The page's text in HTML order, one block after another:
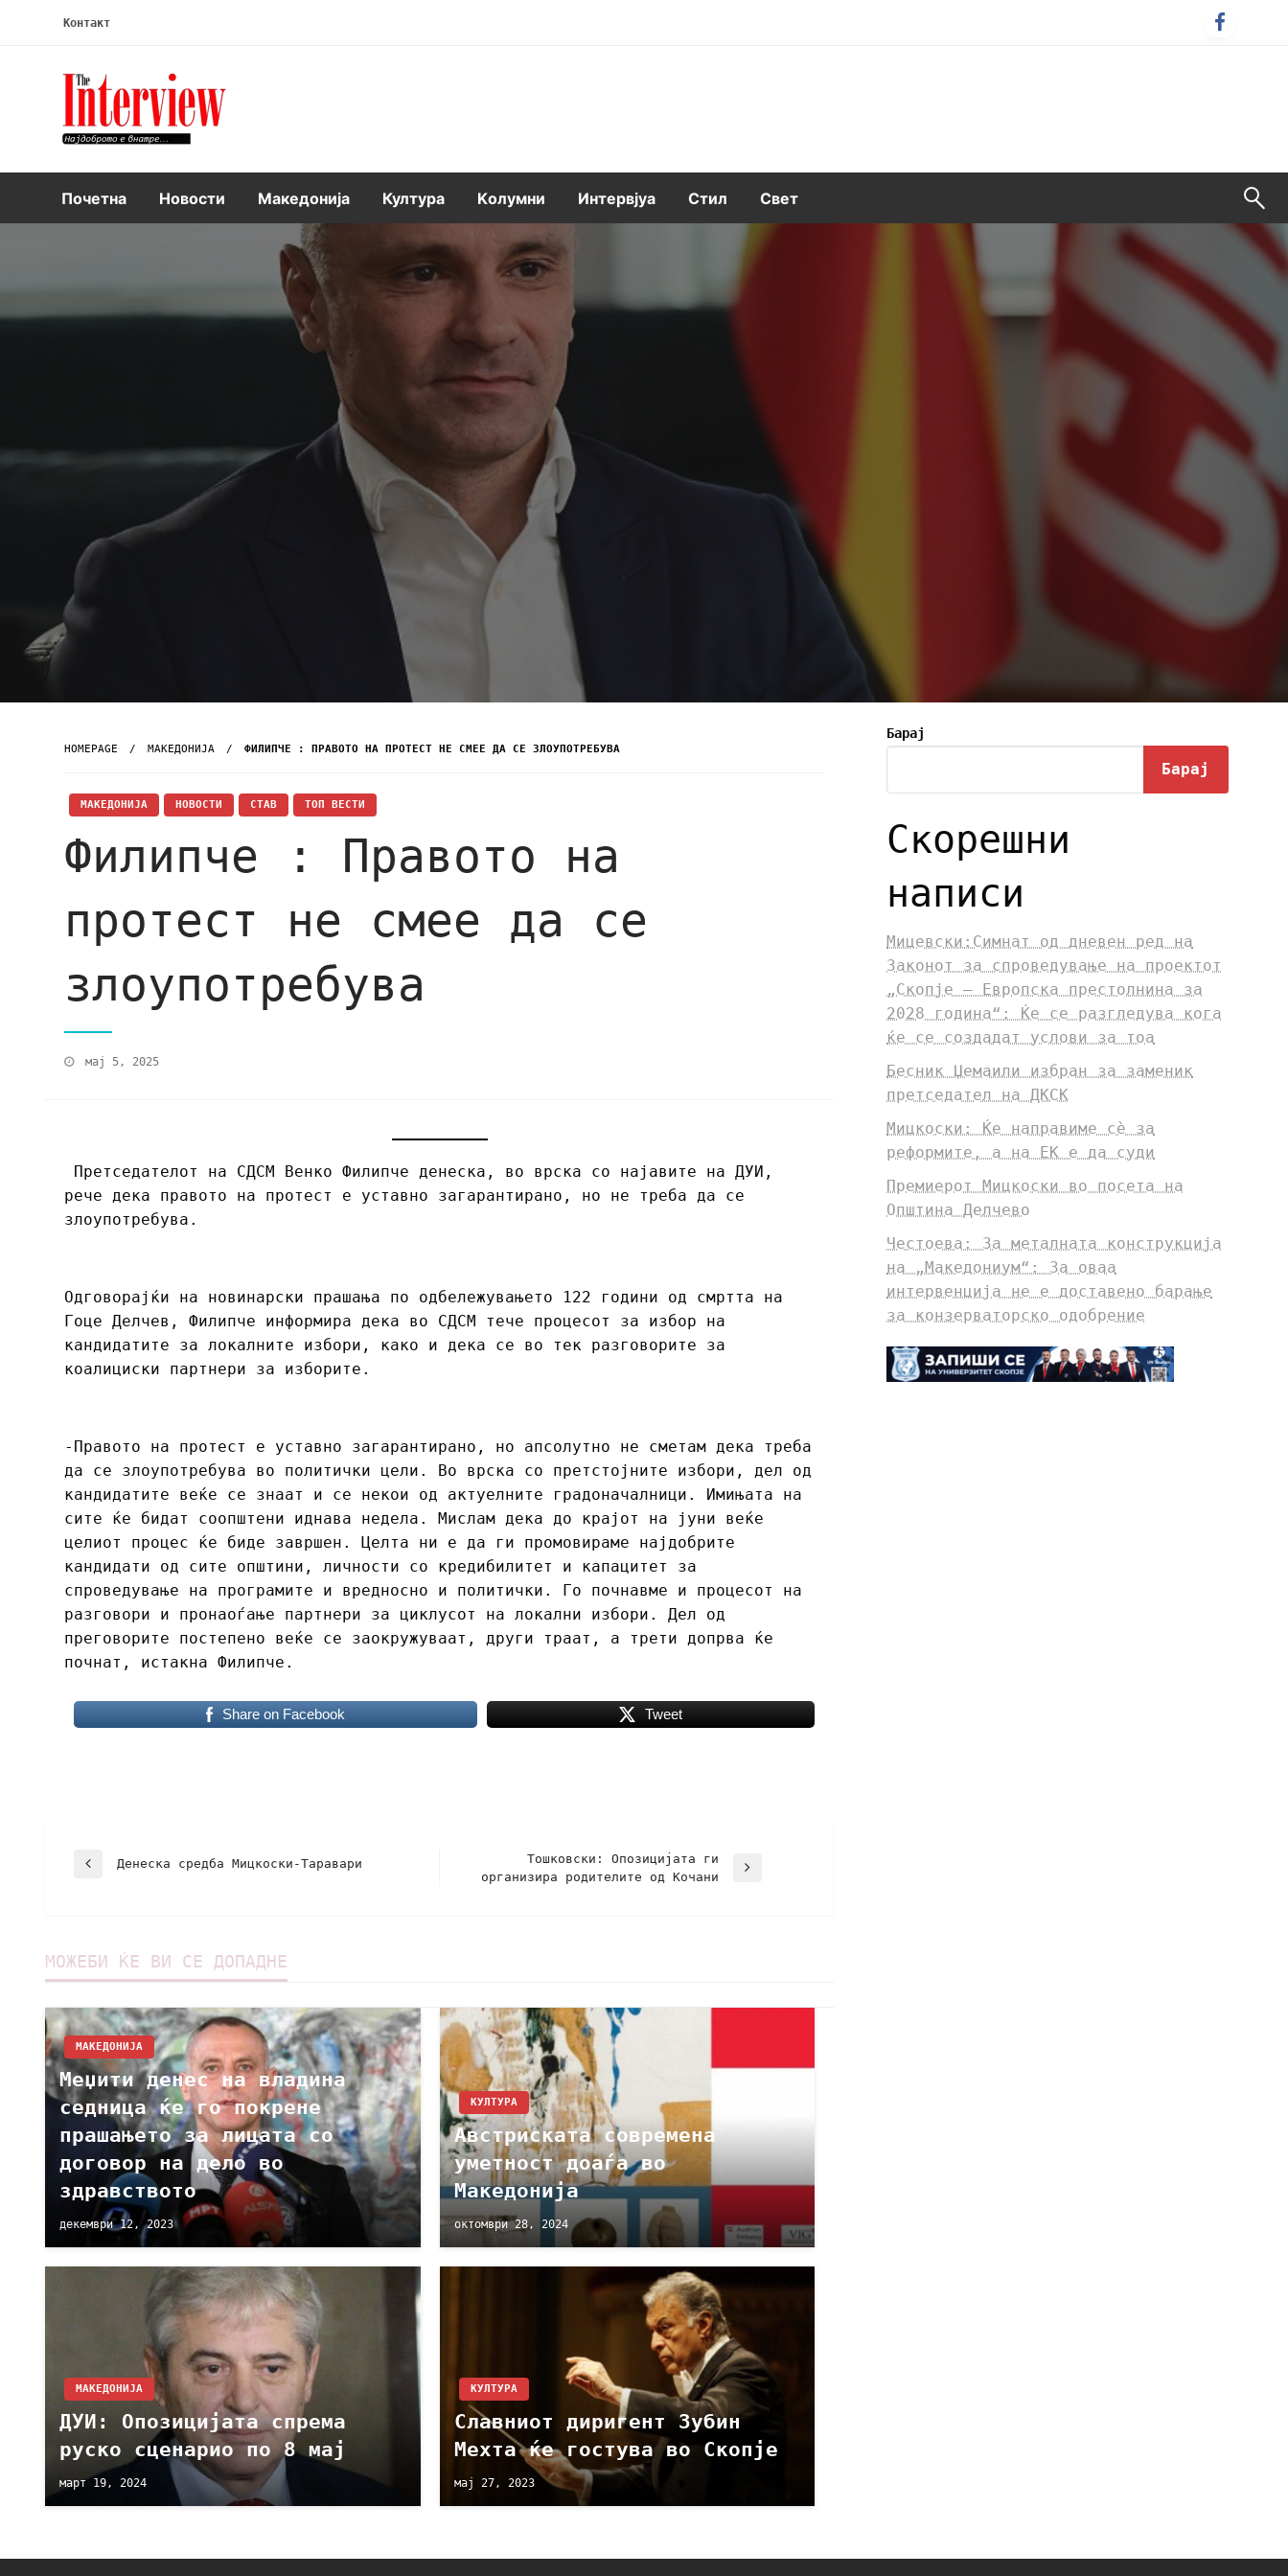
Контакт
Интервју
Почетна Новости Македонија Култура Kолумни Интервјуа Стил Свет
HOMEPAGE МАКЕДОНИЈА ФИЛИПЧЕ : ПРАВОТО НА ПРОТЕСТ НЕ СМЕЕ ДА СЕ ЗЛОУПОТРЕБУВА
МАКЕДОНИЈА НОВОСТИ СТАВ ТОП ВЕСТИ
Филипче : Правото на
протест не смее да се
злоупотребува
мај 5, 2025
Претседателот на СДСМ Венко Филипче денеска, во врска со најавите на ДУИ,
рече дека правото на протест е уставно загарантирано, но не треба да се
злоупотребува.
Одговорајќи на новинарски прашања по одбележувањето 122 години од смртта на
Гоце Делчев, Филипче информира дека во СДСМ тече процесот за избор на
кандидатите за локалните избори, како и дека се во тек разговорите за
коалициски партнери за изборите.
-Правото на протест е уставно загарантирано, но апсолутно не сметам дека треба
да се злоупотребува во политички цели. Во врска со претстојните избори, дел од
кандидатите веќе се знаат и се некои од актуелните градоначалници. Имињата на
сите ќе бидат соопштени иднава недела. Мислам дека до крајот на јуни веќе
целиот процес ќе биде завршен. Целта ни е да ги промовираме најдобрите
кандидати од сите општини, личности со кредибилитет и капацитет за
спроведување на програмите и вредносно и политички. Го почнавме и процесот на
разговори и пронаоѓање партнери за циклусот на локални избори. Дел од
преговорите постепено веќе се заокружуваат, други траат, а трети допрва ќе
почнат, истакна Филипче.
Share on Facebook Tweet
Денеска средба Мицкоски-Таравари
Тошковски: Oпозицијата ги
организира родителите од Кочани
МОЖЕБИ ЌЕ ВИ СЕ ДОПАДНЕ
МАКЕДОНИЈА
Меџити денес на владина
седница ќе го покрене
прашањето за лицата со
договор на дело во
здравството
декември 12, 2023
КУЛТУРА
Австриската современа
уметност доаѓа во
Македонија
октомври 28, 2024
МАКЕДОНИЈА
ДУИ: Опозицијата спрема
руско сценарио по 8 мај
март 19, 2024
КУЛТУРА
Славниот диригент Зубин
Мехта ќе гостува во Скопје
мај 27, 2023
Барај
Барај
Скорешни
написи
Мицевски:Симнат од дневен ред на
Законот за спроведување на проектот
„Скопје – Европска престолнина за
2028 година“: Ќе се разгледува кога
ќе се создадат услови за тоа
Бесник Џемаили избран за заменик
претседател на ДКСК
Мицкоски: Ќе направиме сè за
реформите, а на ЕК е да суди
Премиерот Мицкоски во посета на
Општина Делчево
Честоева: За металната конструкција
на „Македониум“: За оваа
интервенција не е доставено барање
за конзерваторско одобрение